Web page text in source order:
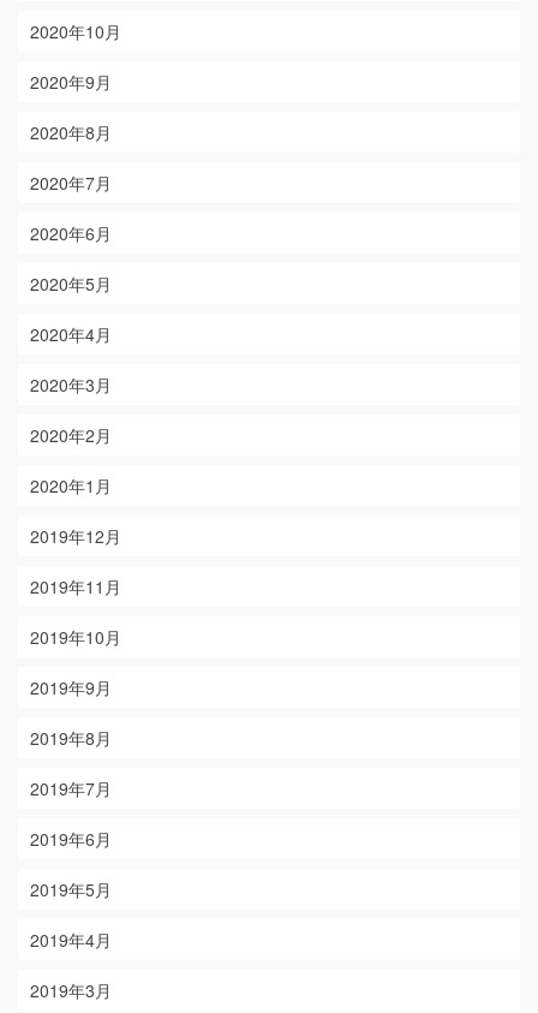
2020年10月
2020年9月
2020年8月
2020年7月
2020年6月
2020年5月
2020年4月
2020年3月
2020年2月
2020年1月
2019年12月
2019年11月
2019年10月
2019年9月
2019年8月
2019年7月
2019年6月
2019年5月
2019年4月
2019年3月